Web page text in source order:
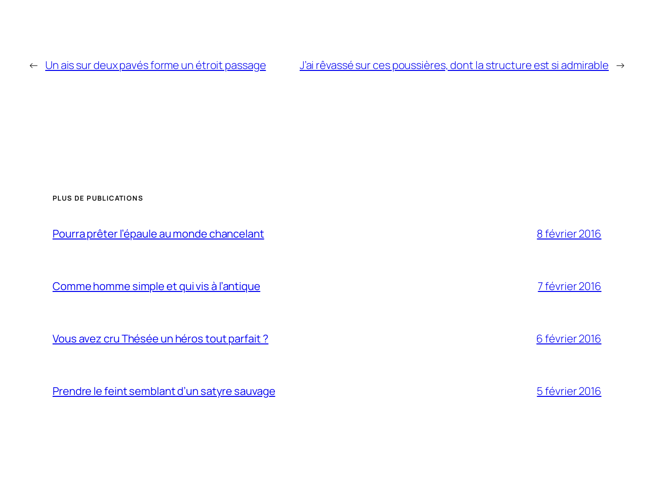
← Un ais sur deux pavés forme un étroit passage J’ai rêvassé sur ces poussières, dont la structure est si admirable →
PLUS DE PUBLICATIONS
Pourra prêter l’épaule au monde chancelant 8 février 2016
Comme homme simple et qui vis à l’antique 7 février 2016
Vous avez cru Thésée un héros tout parfait ? 6 février 2016
Prendre le feint semblant d’un satyre sauvage 5 février 2016